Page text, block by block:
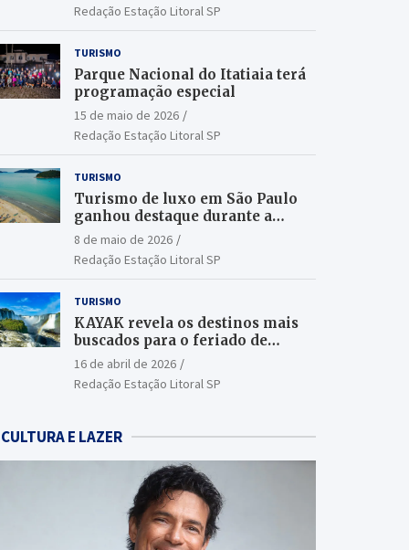
Redação Estação Litoral SP
TURISMO
Parque Nacional do Itatiaia terá
programação especial
15 de maio de 2026
Redação Estação Litoral SP
TURISMO
Turismo de luxo em São Paulo
ganhou destaque durante a
ILTM Latin America 2026
8 de maio de 2026
Redação Estação Litoral SP
TURISMO
KAYAK revela os destinos mais
buscados para o feriado de
Tiradentes
16 de abril de 2026
Redação Estação Litoral SP
CULTURA E LAZER